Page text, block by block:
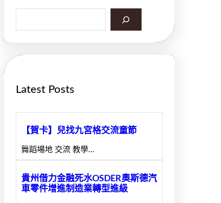
a
h
Latest Posts
【賀卡】兒找九宮格交流童節
舞蹈場地 交流 教學…
貴州借力金融死水OSDER奧斯德汽
車零件增進制造業轉型進級